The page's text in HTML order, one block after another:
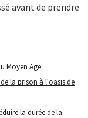
avant de prendre
Moyen Age
la prison à l'oasis de
la durée de la